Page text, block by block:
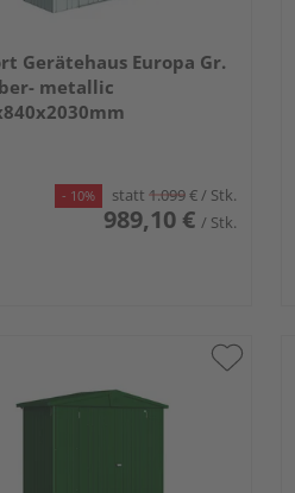
Gerätehaus Europa Gr.
metallic
- 10% statt 1.099€/ Stk.
989,10 € / Stk.